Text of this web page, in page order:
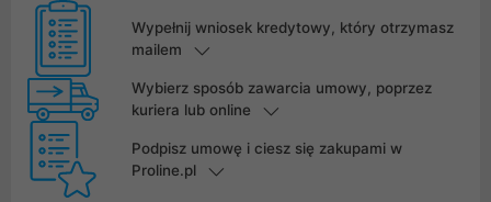
Wypełnij wniosek kredytowy, który otrzymasz
mailem
Wybierz sposób zawarcia umowy, poprzez
kuriera lub online
Podpisz umowę i ciesz się zakupami w
Proline.pl